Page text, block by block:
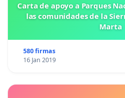
Carta de apoyo a Parques
las comunidades de la
Marta
580 firmas
16 Jan 2019